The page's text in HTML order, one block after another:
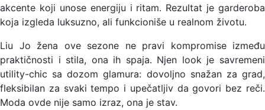
akcente koji unose energiju i ritam. Rezultat je garderoba
koja izgleda luksuzno, ali funkcioniše u realnom životu.
Liu Jo žena ove sezone ne pravi kompromise između
praktičnosti i stila, ona ih spaja. Njen look je savremeni
utility-chic sa dozom glamura: dovoljno snažan za grad,
fleksibilan za svaki tempo i upečatljiv da govori bez reči.
Moda ovde nije samo izraz, ona je stav.